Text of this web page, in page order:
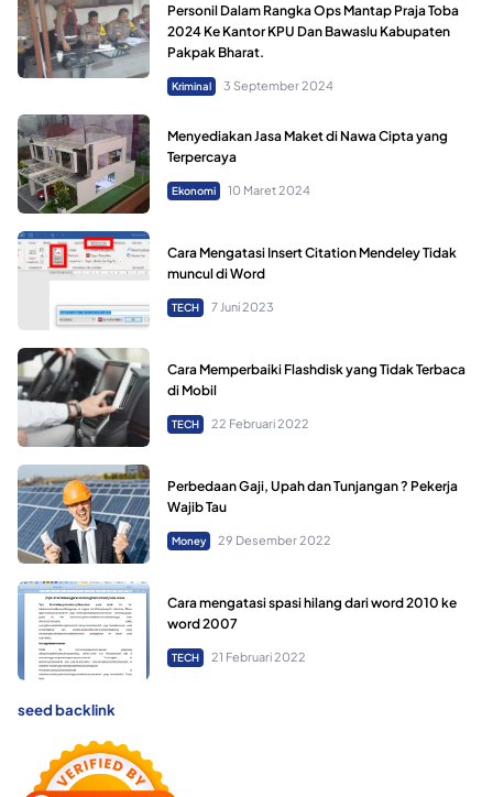
Personil Dalam Rangka Ops Mantap Praja Toba
2024 Ke Kantor KPU Dan Bawaslu Kabupaten
Pakpak Bharat.
Kriminal 3 September 2024
Menyediakan Jasa Maket di Nawa Cipta yang
Terpercaya
Ekonomi 10 Maret 2024
Cara Mengatasi Insert Citation Mendeley Tidak
muncul di Word
TECH 7 Juni 2023
Cara Memperbaiki Flashdisk yang Tidak Terbaca
di Mobil
TECH 22 Februari 2022
Perbedaan Gaji, Upah dan Tunjangan ? Pekerja
Wajib Tau
Money 29 Desember 2022
Cara mengatasi spasi hilang dari word 2010 ke
word 2007
TECH 21 Februari 2022
seed backlink